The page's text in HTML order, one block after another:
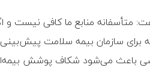
متأسفانه منابع ما کافی نیست و
برای سازمان بیمه سلامت پیش‌بینی
باعث می‌شود شکاف پوشش